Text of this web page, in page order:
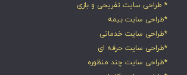
* طراحی سایت تفریحی و بازی
*طراحی سایت بیمه
*طراحی سایت خدماتی
*طراحی سایت حرفه ای
*طراحی سایت چند منظوره